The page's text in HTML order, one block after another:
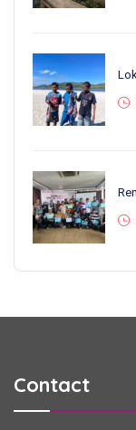
Contact